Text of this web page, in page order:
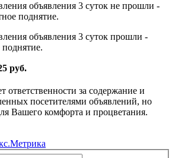
объявления 3 суток не прошли -
поднятие.
объявления 3 суток прошли -
поднятие.
руб.
ответственности за содержание и
посетителями объявлений, но
Вашего комфорта и процветания.